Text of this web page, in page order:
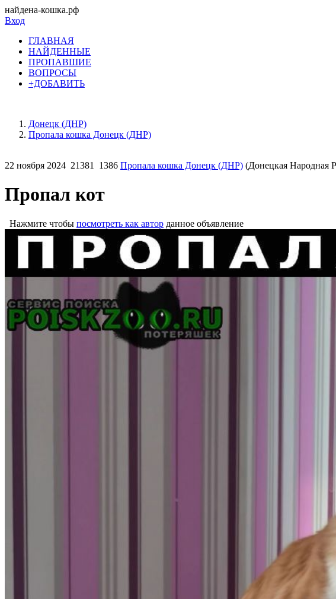
найдена-кошка.рф
Вход
ГЛАВНАЯ
НАЙДЕННЫЕ
ПРОПАВШИЕ
ВОПРОСЫ
+ДОБАВИТЬ
Донецк (ДНР)
Пропала кошка Донецк (ДНР)
22 ноября 2024 21381 1386 Пропала кошка Донецк (ДНР) (Донецкая Народная
Пропал кот
Нажмите чтобы посмотреть как автор данное объявление